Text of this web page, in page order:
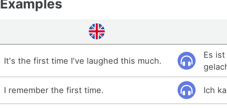
Examples
It's the first time I've laughed this much.
Es
I remember the first time. Ich